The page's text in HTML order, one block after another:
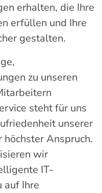
erhalten, die Ihre
erfüllen und Ihre
gestalten.
zu unseren
steht für uns
unserer
Anspruch.
wir
IT-
auf Ihre